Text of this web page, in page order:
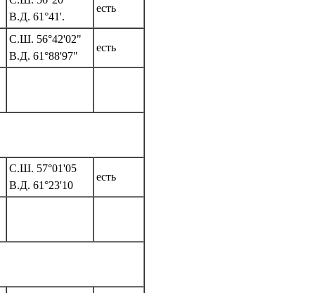
В.Д. 61°41'.
есть
С.Ш. 56°42'02"
В.Д. 61°88'97"
есть
С.Ш. 57°01'05
В.Д. 61°23'10
есть